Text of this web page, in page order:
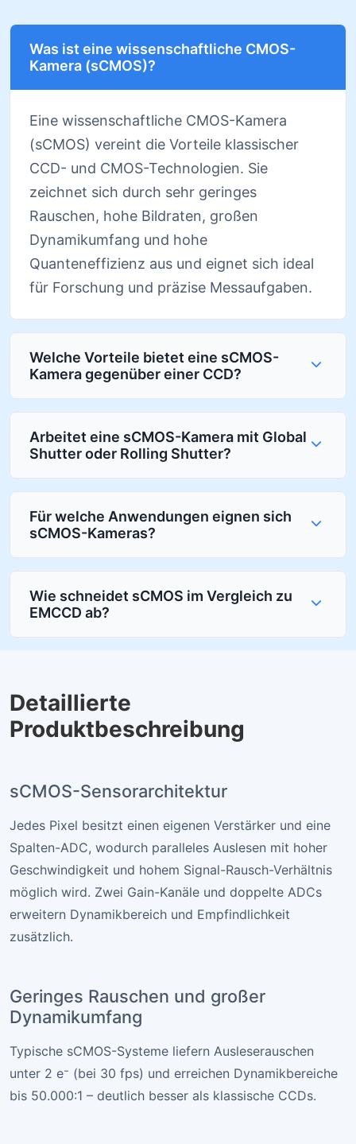
Was ist eine wissenschaftliche CMOS-
Kamera (sCMOS)?
Eine wissenschaftliche CMOS-Kamera
(sCMOS) vereint die Vorteile klassischer
CCD- und CMOS-Technologien. Sie
zeichnet sich durch sehr geringes
Rauschen, hohe Bildraten, großen
Dynamikumfang und hohe
Quanteneffizienz aus und eignet sich ideal
für Forschung und präzise Messaufgaben.
Welche Vorteile bietet eine sCMOS-
Kamera gegenüber einer CCD?
Arbeitet eine sCMOS-Kamera mit Global
Shutter oder Rolling Shutter?
Für welche Anwendungen eignen sich
sCMOS-Kameras?
Wie schneidet sCMOS im Vergleich zu
EMCCD ab?
Detaillierte
Produktbeschreibung
sCMOS-Sensorarchitektur
Jedes Pixel besitzt einen eigenen Verstärker und eine
Spalten-ADC, wodurch paralleles Auslesen mit hoher
Geschwindigkeit und hohem Signal-Rausch-Verhältnis
möglich wird. Zwei Gain-Kanäle und doppelte ADCs
erweitern Dynamikbereich und Empfindlichkeit
zusätzlich.
Geringes Rauschen und großer
Dynamikumfang
Typische sCMOS-Systeme liefern Ausleserauschen
unter 2 e⁻ (bei 30 fps) und erreichen Dynamikbereiche
bis 50.000:1 – deutlich besser als klassische CCDs.